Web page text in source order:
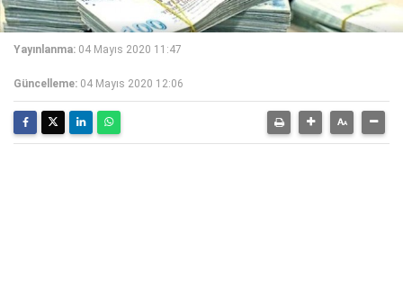
Yayınlanma: 04 Mayıs 2020 11:47
Güncelleme: 04 Mayıs 2020 12:06